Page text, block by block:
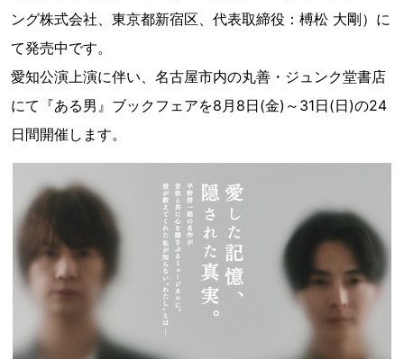
ング株式会社、東京都新宿区、代表取締役：榑松 大剛）に
て発売中です。
愛知公演上演に伴い、名古屋市内の丸善・ジュンク堂書店
にて『ある男』ブックフェアを8月8日(金)～31日(日)の24
日間開催します。